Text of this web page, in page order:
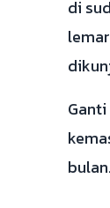
di
bulan.